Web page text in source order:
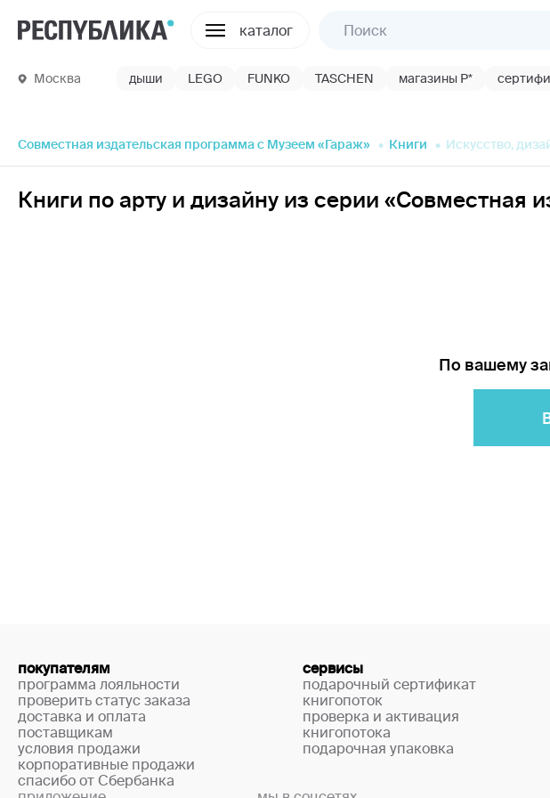
каталог
Москва дыши LEGO FUNKO TASCHEN магазины Р*
Совместная издательская программа с Музеем «Гараж» Книги Искусство,
Книги по арту и дизайну из серии «Совместная
По вашему
покупателям
программа лояльности
проверить статус заказа
доставка и оплата
поставщикам
условия продажи
корпоративные продажи
спасибо от Сбербанка
сервисы
подарочный сертификат
книгопоток
проверка и активация
книгопотока
подарочная упаковка